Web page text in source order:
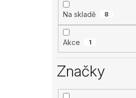
Na skladě 8
Akce 1
Značky